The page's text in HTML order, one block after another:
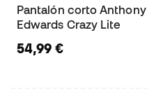
Pantalón corto Anthony
Edwards Crazy Lite
54,99 €